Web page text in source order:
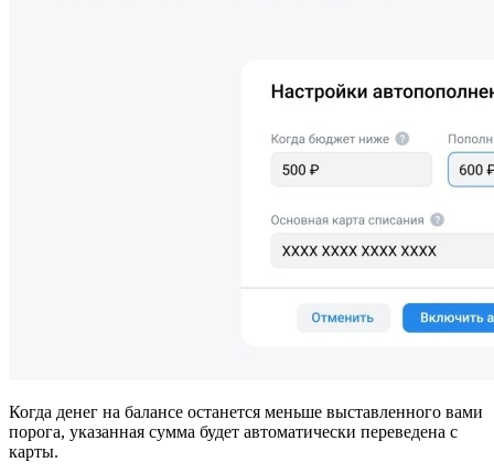
Когда денег на балансе останется меньше выставленного вами
порога, указанная сумма будет автоматически переведена с
карты.